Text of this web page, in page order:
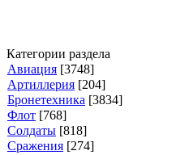
Категории раздела
Авиация [3748]
Артиллерия [204]
Бронетехника [3834]
Флот [768]
Солдаты [818]
Сражения [274]